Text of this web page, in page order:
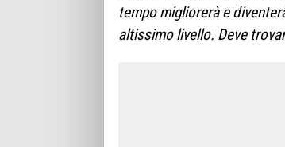
tempo migliorerà e
altissimo livello. Deve